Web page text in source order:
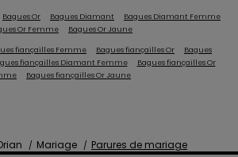
Bagues Or Bagues Diamant
Bagues Diamant Femme
Or Femme
Bagues Or Jaune
fiançailles Femme Bagues fiançailles Or
Bagues
fiançailles Diamant Femme
Bagues fiançailles Or
Bagues fiançailles Or Jaune
Mariage Parures de mariage